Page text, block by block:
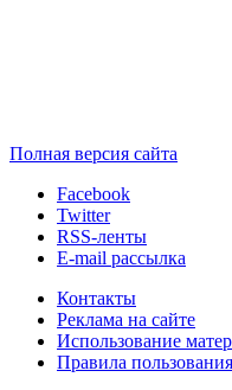
Полная версия сайта
Facebook
Twitter
RSS-ленты
E-mail рассылка
Контакты
Реклама на сайте
Использование
Правила